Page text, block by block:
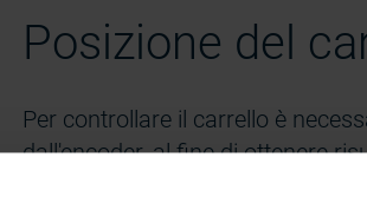
Posizione del
Per controllare il carrello è
dall'encoder, al fine di ottenere
Gli encoder incrementali Leine